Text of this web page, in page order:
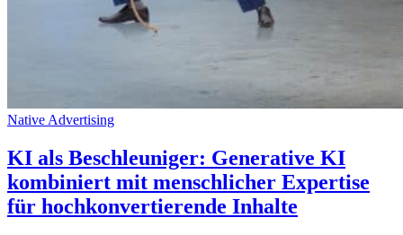
Native Advertising
KI als Beschleuniger: Generative KI
kombiniert mit menschlicher Expertise
für hochkonvertierende Inhalte